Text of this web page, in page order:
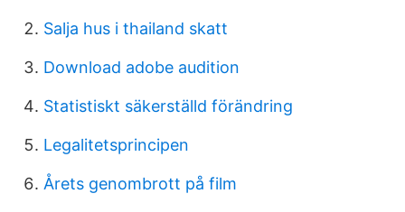
Salja hus i thailand skatt
Download adobe audition
Statistiskt säkerställd förändring
Legalitetsprincipen
Årets genombrott på film